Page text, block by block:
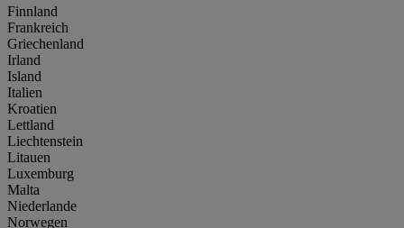
Finnland
Frankreich
Griechenland
Irland
Island
Italien
Kroatien
Lettland
Liechtenstein
Litauen
Luxemburg
Malta
Niederlande
Norwegen